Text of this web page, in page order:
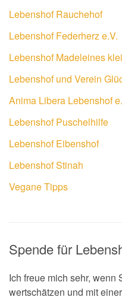
Lebenshof Rauchehof
Lebenshof Federherz e.V.
Lebenshof Madeleines
Lebenshof und Verein
Anima Libera Lebenshof
Lebenshof Puschelhilfe
Lebenshof Eibenshof
Lebenshof Stinah
Vegane Tipps
Spende für
Ich freue mich sehr, wenn
wertschätzen und mit